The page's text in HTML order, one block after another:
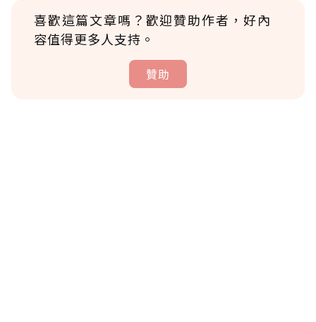
喜歡這篇文章嗎？歡迎贊助作者，好內
容值得更多人支持。
贊助